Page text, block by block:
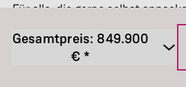
Für alle, die gerne selbst
Option „Ausbauhaus“.
Böden und Wände ganz nach
Gesamtpreis: 849.900
€ *